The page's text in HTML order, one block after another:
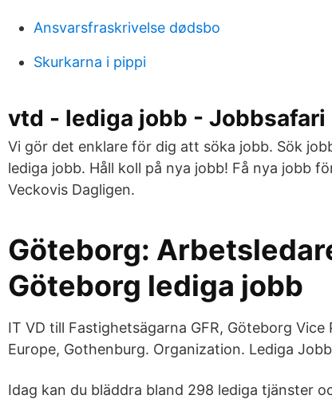
Ansvarsfraskrivelse dødsbo
Skurkarna i pippi
vtd - lediga jobb - Jobbsafari
Vi gör det enklare för dig att söka jobb. Sök
lediga jobb. Håll koll på nya jobb! Få nya jobb
Veckovis Dagligen.
Göteborg:
Göteborg lediga jobb
IT VD till Fastighetsägarna GFR, Göteborg Vice
Europe, Gothenburg. Organization. Lediga
Idag kan du bläddra bland 298 lediga tjänster